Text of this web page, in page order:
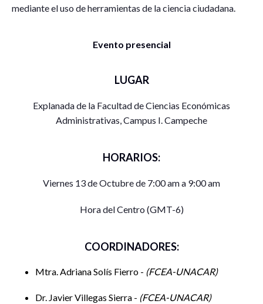
mediante el uso de herramientas de la ciencia ciudadana.
Evento presencial
LUGAR
Explanada de la Facultad de Ciencias Económicas
Administrativas, Campus I. Campeche
HORARIOS:
Viernes 13 de Octubre de 7:00 am a 9:00 am
Hora del Centro (GMT-6)
COORDINADORES:
Mtra. Adriana Solís Fierro - FCEA-UNACAR
Dr. Javier Villegas Sierra - FCEA-UNACAR